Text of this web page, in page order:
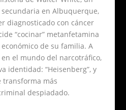
en Albuquerque,
diagnosticado con cáncer
“cocinar” metanfetamina
de su familia. A
el mundo del narcotráfico,
identidad: “Heisenberg”, y
transforma más
despiadado.